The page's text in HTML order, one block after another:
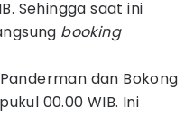
Sehingga saat ini
booking
dan Bokong
00.00 WIB. Ini